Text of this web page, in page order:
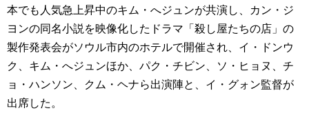
本でも人気急上昇中のキム・へジュンが共演し、カン・ジ
ヨンの同名小説を映像化したドラマ「殺し屋たちの店」の
製作発表会がソウル市内のホテルで開催され、イ・ドンウ
ク、キム・へジュンほか、パク・チビン、ソ・ヒョヌ、チ
ョ・ハンソン、クム・ヘナら出演陣と、イ・グォン監督が
出席した。